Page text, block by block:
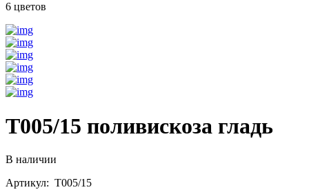
6 цветов
T005/15 поливискоза гладь
В наличии
Артикул: T005/15